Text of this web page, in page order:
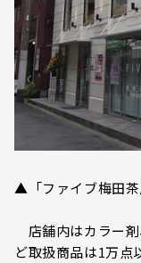
▲「ファイブ梅田茶
店舗内はカラー
ど取扱商品は1万点